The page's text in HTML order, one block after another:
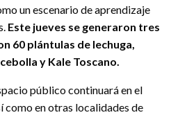
un escenario de aprendizaje
Este jueves se generaron tres
60 plántulas de lechuga,
y Kale Toscano.
público continuará en el
como en otras localidades de